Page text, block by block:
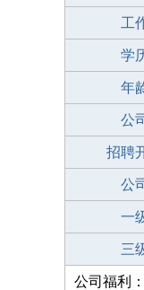
工
学
年
公
招聘
公
一
三
公司福利